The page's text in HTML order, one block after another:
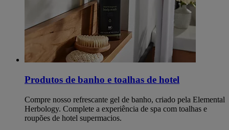
Produtos de banho e toalhas de hotel
Compre nosso refrescante gel de banho, criado pela Elemental
Herbology. Complete a experiência de spa com toalhas e
roupões de hotel supermacios.